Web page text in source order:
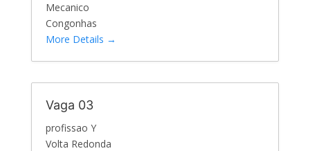
Mecanico
Congonhas
More Details
Vaga 03
profissao Y
Volta Redonda